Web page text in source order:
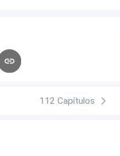
no deseada, siendo
decidida a cumplir
Lo que no sabe es
allá de sus sueños
y un futuro incierto
112 Capítulos